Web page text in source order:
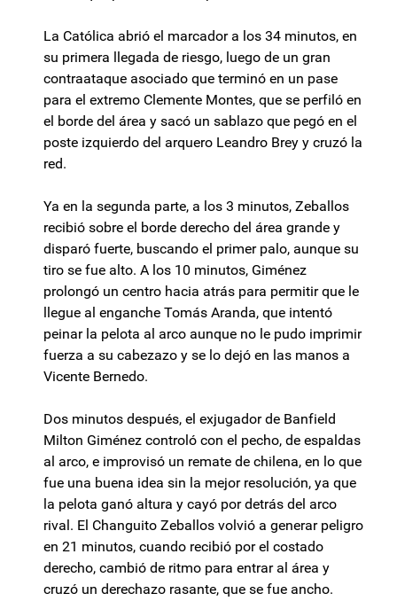
La Católica abrió el marcador a los 34 minutos, en
su primera llegada de riesgo, luego de un gran
contraataque asociado que terminó en un pase
para el extremo Clemente Montes, que se perfiló en
el borde del área y sacó un sablazo que pegó en el
poste izquierdo del arquero Leandro Brey y cruzó la
red.
Ya en la segunda parte, a los 3 minutos, Zeballos
recibió sobre el borde derecho del área grande y
disparó fuerte, buscando el primer palo, aunque su
tiro se fue alto. A los 10 minutos, Giménez
prolongó un centro hacia atrás para permitir que le
llegue al enganche Tomás Aranda, que intentó
peinar la pelota al arco aunque no le pudo imprimir
fuerza a su cabezazo y se lo dejó en las manos a
Vicente Bernedo.
Dos minutos después, el exjugador de Banfield
Milton Giménez controló con el pecho, de espaldas
al arco, e improvisó un remate de chilena, en lo que
fue una buena idea sin la mejor resolución, ya que
la pelota ganó altura y cayó por detrás del arco
rival. El Changuito Zeballos volvió a generar peligro
en 21 minutos, cuando recibió por el costado
derecho, cambió de ritmo para entrar al área y
cruzó un derechazo rasante, que se fue ancho.